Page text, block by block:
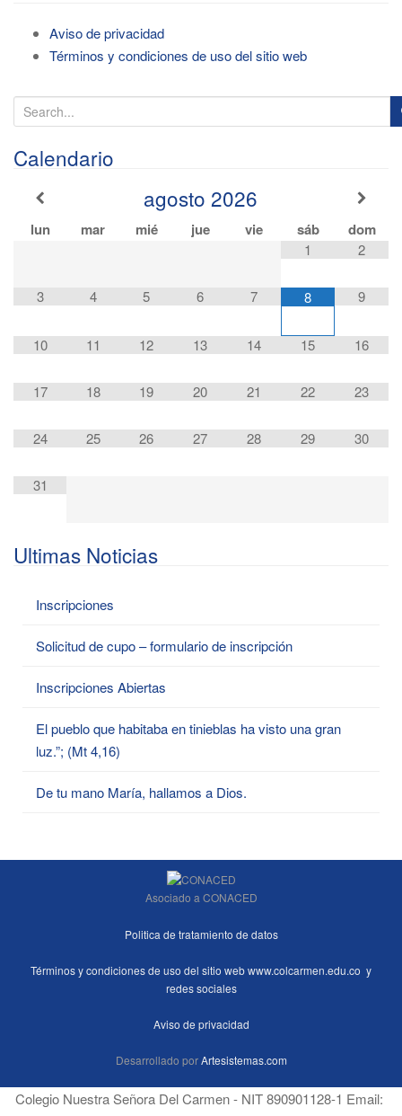
Aviso de privacidad
Términos y condiciones de uso del sitio web
e
a
:
Calendario
agosto 2026
lun mar mié jue vie sáb dom
1 2
3 4 5 6 7 8 9
10 11 12 13 14 15 16
17 18 19 20 21 22 23
24 25 26 27 28 29 30
31
Ultimas Noticias
Inscripciones
Solicitud de cupo – formulario de inscripción
Inscripciones Abiertas
El pueblo que habitaba en tinieblas ha visto una gran
luz.”; (Mt 4,16)
De tu mano María, hallamos a Dios.
Asociado a CONACED
Politica de tratamiento de datos
Términos y condiciones de uso del sitio web www.colcarmen.edu.co y
redes sociales
Aviso de privacidad
Desarrollado porArtesistemas.com
Colegio Nuestra Señora Del Carmen - NIT 890901128-1 Email: